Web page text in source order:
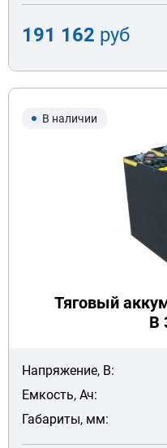
191 162 руб
В наличии
Тяговый
В
Напряжение, В:
Емкость, Ач:
Габариты, мм: